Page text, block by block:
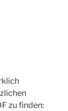
zu finden: